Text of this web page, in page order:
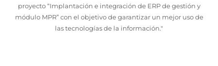
proyecto “Implantación e integración de ERP de gestión y
módulo MPR” con el objetivo de garantizar un mejor uso de
las tecnologías de la información."